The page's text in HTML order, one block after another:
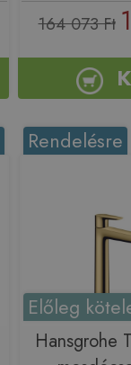
164 073 Ft
Rendelésre
Előleg
Hansgrohe